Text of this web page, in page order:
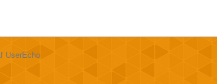
UserEcho